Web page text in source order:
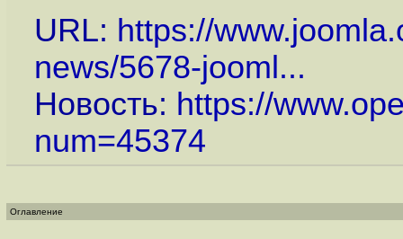
URL: https://
news/5678-jooml...
Новость: https://
num=45374
Оглавление